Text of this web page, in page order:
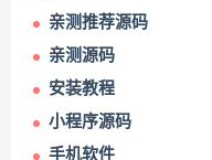
亲测推荐源码
亲测源码
安装教程
小程序源码
手机软件